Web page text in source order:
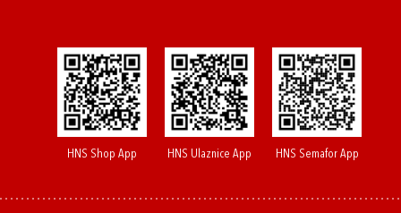
HNS Shop App HNS Ulaznice App HNS Semafor App